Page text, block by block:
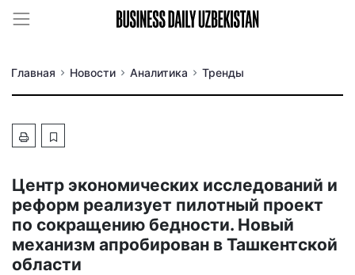
Главная Новости Аналитика Тренды
Центр экономических исследований и
реформ реализует пилотный проект
по сокращению бедности. Новый
механизм апробирован в Ташкентской
области